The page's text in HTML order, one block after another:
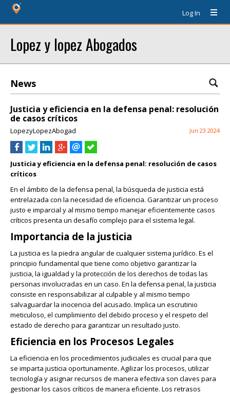
Log In
Lopez y lopez Abogados
News
Justicia y eficiencia en la defensa penal: resolución
de casos críticos
LopezyLopezAbogad Jun 23 2024
Justicia y eficiencia en la defensa penal: resolución de casos
críticos
En el ámbito de la defensa penal, la búsqueda de justicia está
entrelazada con la necesidad de eficiencia. Garantizar un proceso
justo e imparcial y al mismo tiempo manejar eficientemente casos
críticos presenta un desafío complejo para el sistema legal.
Importancia de la justicia
La justicia es la piedra angular de cualquier sistema jurídico. Es el
principio fundamental que tiene como objetivo garantizar la
justicia, la igualdad y la protección de los derechos de todas las
personas involucradas en un caso. En la defensa penal, la justicia
consiste en responsabilizar al culpable y al mismo tiempo
salvaguardar la inocencia del acusado. Implica un escrutinio
meticuloso, el cumplimiento del debido proceso y el respeto del
estado de derecho para garantizar un resultado justo.
Eficiencia en los Procesos Legales
La eficiencia en los procedimientos judiciales es crucial para que
se imparta justicia oportunamente. Agilizar los procesos, utilizar
tecnología y asignar recursos de manera efectiva son claves para
gestionar los casos críticos de manera eficiente. Los retrasos